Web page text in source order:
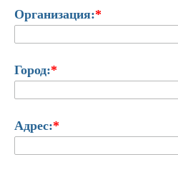
Организация:*
Город:*
Адрес:*